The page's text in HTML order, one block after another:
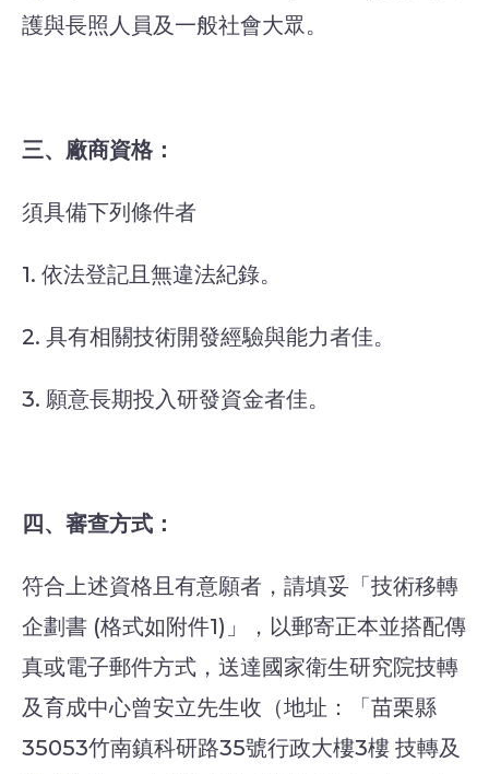
護與長照人員及一般社會大眾。
三、廠商資格：
須具備下列條件者
1. 依法登記且無違法紀錄。
2. 具有相關技術開發經驗與能力者佳。
3. 願意長期投入研發資金者佳。
四、審查方式：
符合上述資格且有意願者，請填妥「技術移轉
企劃書 (格式如附件1)」，以郵寄正本並搭配傳
真或電子郵件方式，送達國家衛生研究院技轉
及育成中心曾安立先生收（地址：「苗栗縣
35053竹南鎮科研路35號行政大樓3樓 技轉及